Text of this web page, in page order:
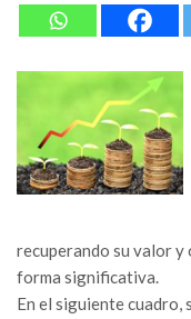
recuperando su valor
forma significativa.
En el siguiente cuadro,